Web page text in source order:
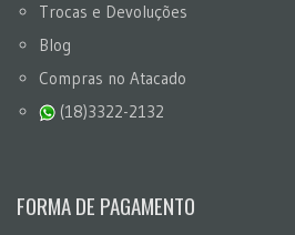
Trocas e Devoluções
Blog
Compras no Atacado
(18)3322-2132
FORMA DE PAGAMENTO